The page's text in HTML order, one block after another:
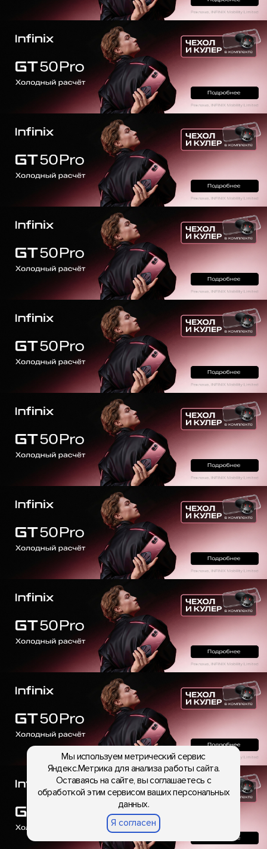
Мы используем метрический сервис
Яндекс.Метрика для анализа работы сайта.
Оставаясь на сайте, вы соглашаетесь с
обработкой этим сервисом ваших персональных
данных.
Я согласен